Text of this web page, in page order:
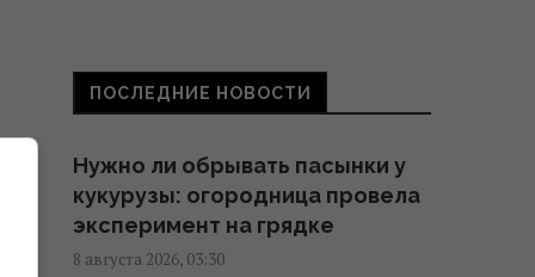
Эксперты назвали 10 фактов о
перед поездкой
01:15 суббота, 08 августа 2026
ПОСЛЕДНИЕ НОВОСТИ
Нужно ли обрывать пасынки у
кукурузы: огородница провела
эксперимент на грядке
8 августа 2026, 03:30